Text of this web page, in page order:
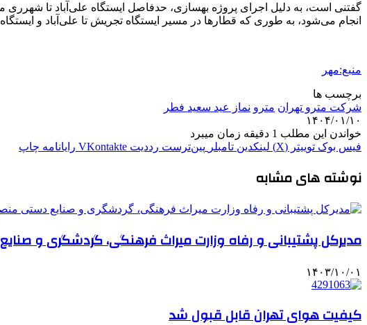
گفتنی است، به دلیل اجرای پروژه بهسازی، حدفاصل ایستگاه علی‌آباد تا
انجام می‌شود، به طوری که قطارها در مسیر ایستگاه تجریش تا علی‌آباد و
منبع:مهر
برچسب ها
شرکت مترو تهران مترو نماز عید سعید فطر
۱۴۰۴/۰۱/۱۰
خواندن این مطلب 1 دقیقه زمان میبرد
فیس بوک توییتر (X) لینکدین ‫تامبلر ‫پین‌ترست ‫رددیت ‫VKontakte رایانامه چاپ
نوشته های مشابه
مدیرکل پشتیبانی و رفاه وزارت میراث فرهنگی، گردشگری و
۱۴۰۳/۱۰/۰۱
کیفیت هوای تهران قابل قبول شد